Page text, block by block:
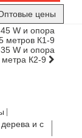
цены
W и опора
метров К1-9
W и опора
К2-9
и с